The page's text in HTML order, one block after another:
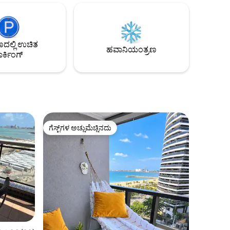
ಸಮುದ್ರದ ಮೂಲಕ ನಂಬಲಾಗದ ದಿನಗಳನ್ನು
ಆನಂದಿಸಲು ಎಲ್ಲವನ್ನೂ ವಿನ್ಯಾಸಗೊಳಿಸಲಾಗಿದೆ. 🌊
ಉಚಿತ
ಹವಾನಿಯಂತ್ರಣ
ಗೆಸ್ಟ್‌ಗಳ ಅಚ್ಚುಮೆಚ್ಚಿನದು
ಗೆಸ್ಟ್‌ಗಳ ಅಚ್ಚುಮೆಚ್ಚಿನದು